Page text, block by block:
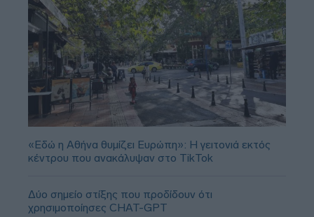
«Εδώ η Αθήνα θυμίζει Ευρώπη»: H γειτονιά εκτός
κέντρου που ανακάλυψαν στο TikTok
Δύο σημείο στίξης που προδίδουν ότι
χρησιμοποίησες CHAT-GPT